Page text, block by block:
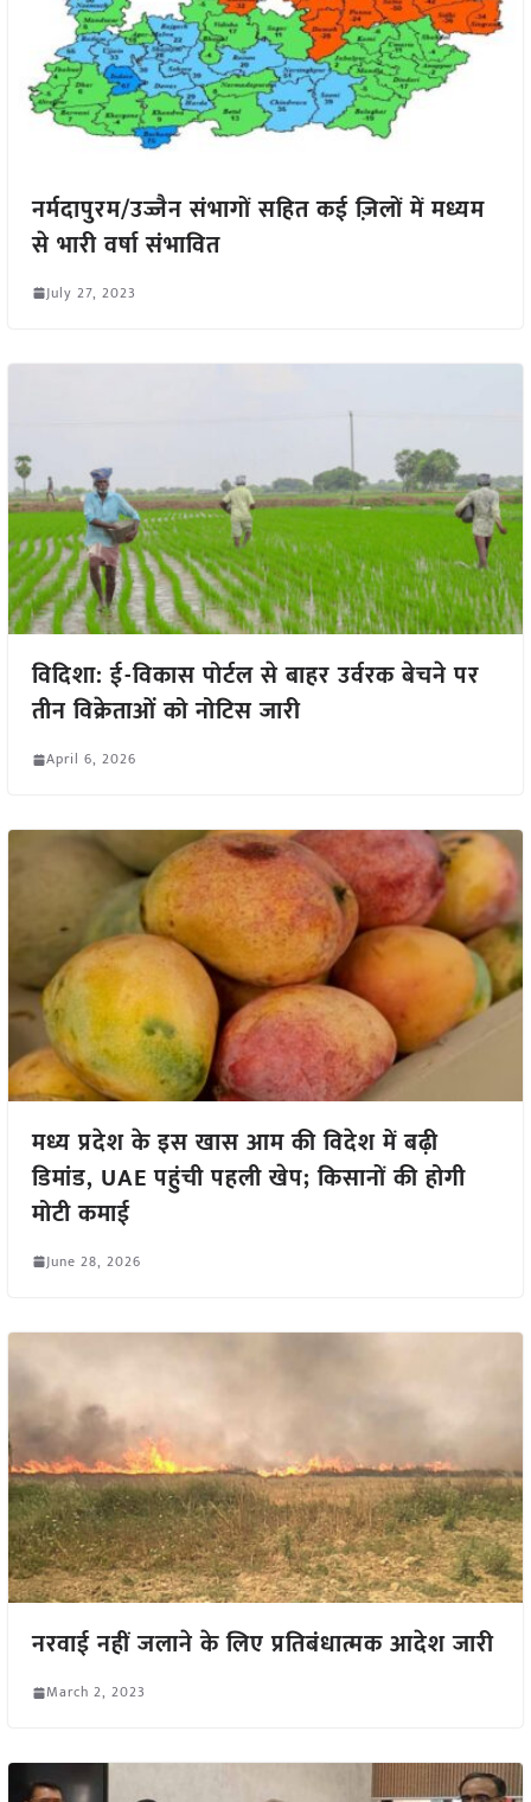
नर्मदापुरम/उज्जैन संभागों सहित कई ज़िलों में मध्यम
से भारी वर्षा संभावित
July 27, 2023
विदिशा: ई-विकास पोर्टल से बाहर उर्वरक बेचने पर
तीन विक्रेताओं को नोटिस जारी
April 6, 2026
मध्य प्रदेश के इस खास आम की विदेश में बढ़ी
डिमांड, UAE पहुंची पहली खेप; किसानों की होगी
मोटी कमाई
June 28, 2026
नरवाई नहीं जलाने के लिए प्रतिबंधात्मक आदेश जारी
March 2, 2023